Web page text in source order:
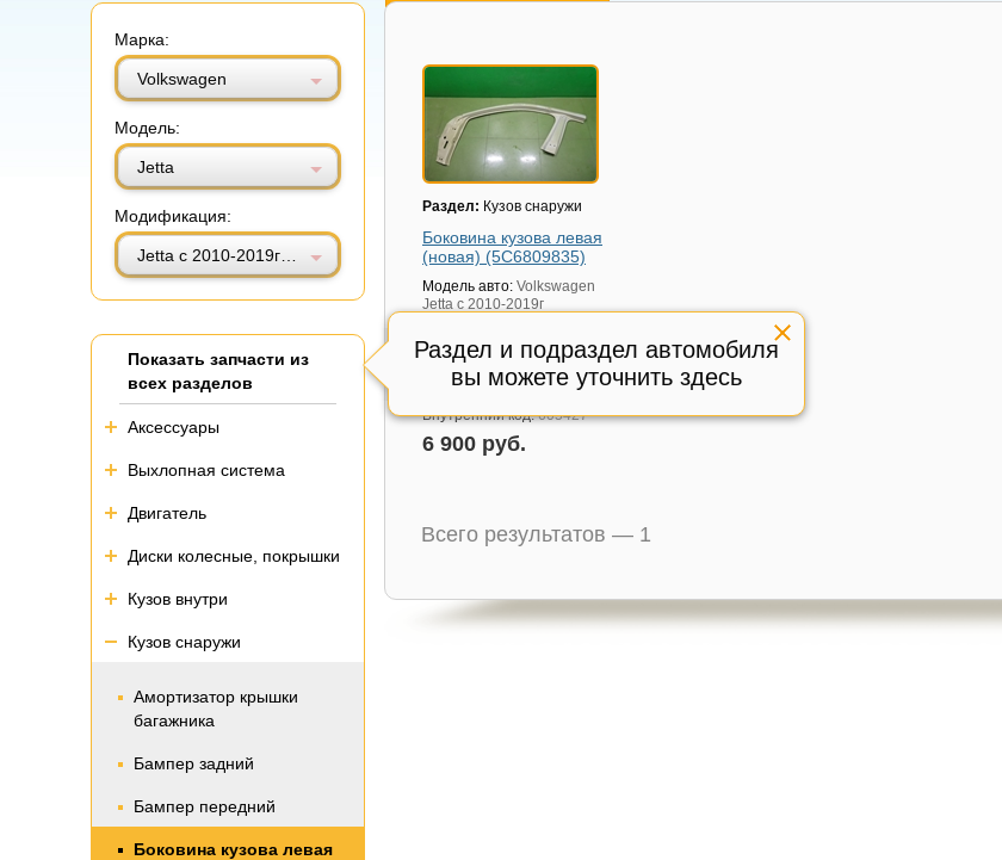
Марка:
Volkswagen
Модель:
Jetta
Модификация:
Раздел и подраздел автомобиля
вы можете уточнить здесь
Показать запчасти из
всех разделов
Аксессуары
Выхлопная система
Двигатель
Диски колесные, покрышки
Кузов внутри
Кузов снаружи
Амортизатор крышки
багажника
Бампер задний
Бампер передний
Боковина кузова левая
Раздел: Кузов снаружи
Боковина кузова левая
(новая) (5C6809835)
Модель авто: Volkswagen
Jetta с 2010-2019г
Артикул:5C6809835
Состояние:Состояние
см.фото,
Внутренний код:605427
6 900 руб.
Всего результатов — 1